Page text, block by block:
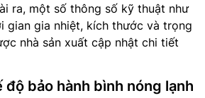
ra, một số thông số kỹ thuật như
gian gia nhiệt, kích thước và trọng
nhà sản xuất cập nhật chi tiết
bảo hành bình nóng lạnh